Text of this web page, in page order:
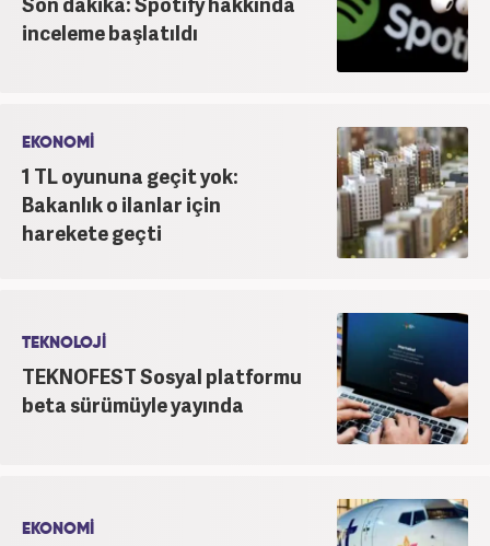
inceleme başlatıldı
EKONOMİ
1 TL oyununa geçit yok:
Bakanlık o ilanlar için
harekete geçti
TEKNOLOJİ
TEKNOFEST Sosyal platformu
beta sürümüyle yayında
EKONOMİ